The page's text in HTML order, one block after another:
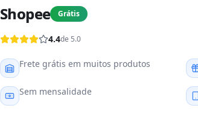
Shopee Grátis
4.4de 5.0
Frete grátis em muitos produtos
Sem mensalidade